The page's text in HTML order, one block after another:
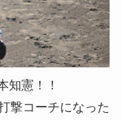
知憲！！
撃コーチになった